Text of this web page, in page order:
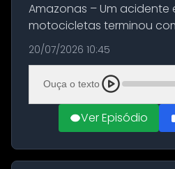
Amazonas – Um
motocicletas terminou
Figueiredo de Souza, de
de São Sebastião do
Amazonas. A colisão
20/07/2026 10:45
Ouça o texto
Ver Episódio